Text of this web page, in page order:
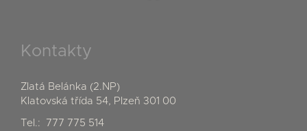
Kontakty
Zlatá Belánka (2.NP)
Klatovská třída 54, Plzeň 301 00
Tel.:
777 775 514